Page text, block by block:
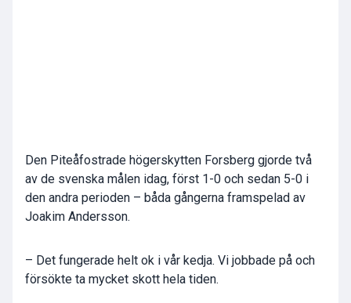
Den Piteåfostrade högerskytten Forsberg gjorde två
av de svenska målen idag, först 1-0 och sedan 5-0 i
den andra perioden – båda gångerna framspelad av
Joakim Andersson.
– Det fungerade helt ok i vår kedja. Vi jobbade på och
försökte ta mycket skott hela tiden.